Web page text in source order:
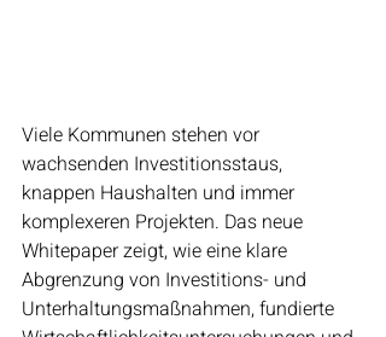
Viele Kommunen stehen vor
wachsenden Investitionsstaus,
knappen Haushalten und immer
komplexeren Projekten. Das neue
Whitepaper zeigt, wie eine klare
Abgrenzung von Investitions- und
Unterhaltungsmaßnahmen, fundierte